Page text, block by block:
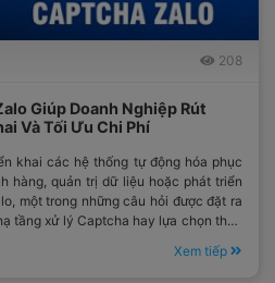
208
Giúp Doanh Nghiệp Rút
Và Tối Ưu Chi Phí
khai các hệ thống tự động hóa phục
hàng, quản trị dữ liệu hoặc phát triển
một trong những câu hỏi được đặt ra
tầng xử lý Captcha hay lựa chọn thuê
nghiệp.
Xem tiếp